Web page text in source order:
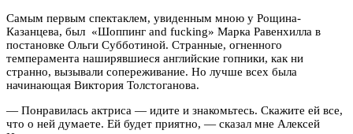
Самым первым спектаклем, увиденным мною у Рощина-
Казанцева, был «Шоппинг and fucking» Марка Равенхилла в
постановке Ольги Субботиной. Странные, огненного
темперамента наширявшиеся английские гопники, как ни
странно, вызывали сопереживание. Но лучше всех была
начинающая Виктория Толстоганова.
— Понравилась актриса — идите и знакомьтесь. Скажите ей все,
что о ней думаете. Ей будет приятно, — сказал мне Алексей